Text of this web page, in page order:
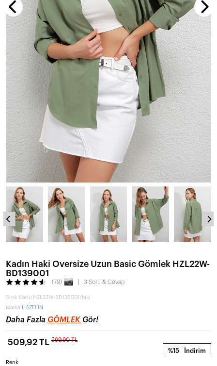
Kadın Haki Oversize Uzun Basic Gömlek HZL22W-
BD139001
(79) 3 Soru & Cevap
Stok Kodu HZL22W-BD139001Haki
Marka HAZELİN
Daha Fazla GÖMLEK Gör!
%15 İndirim
509,92 TL 599,90 TL
Renk